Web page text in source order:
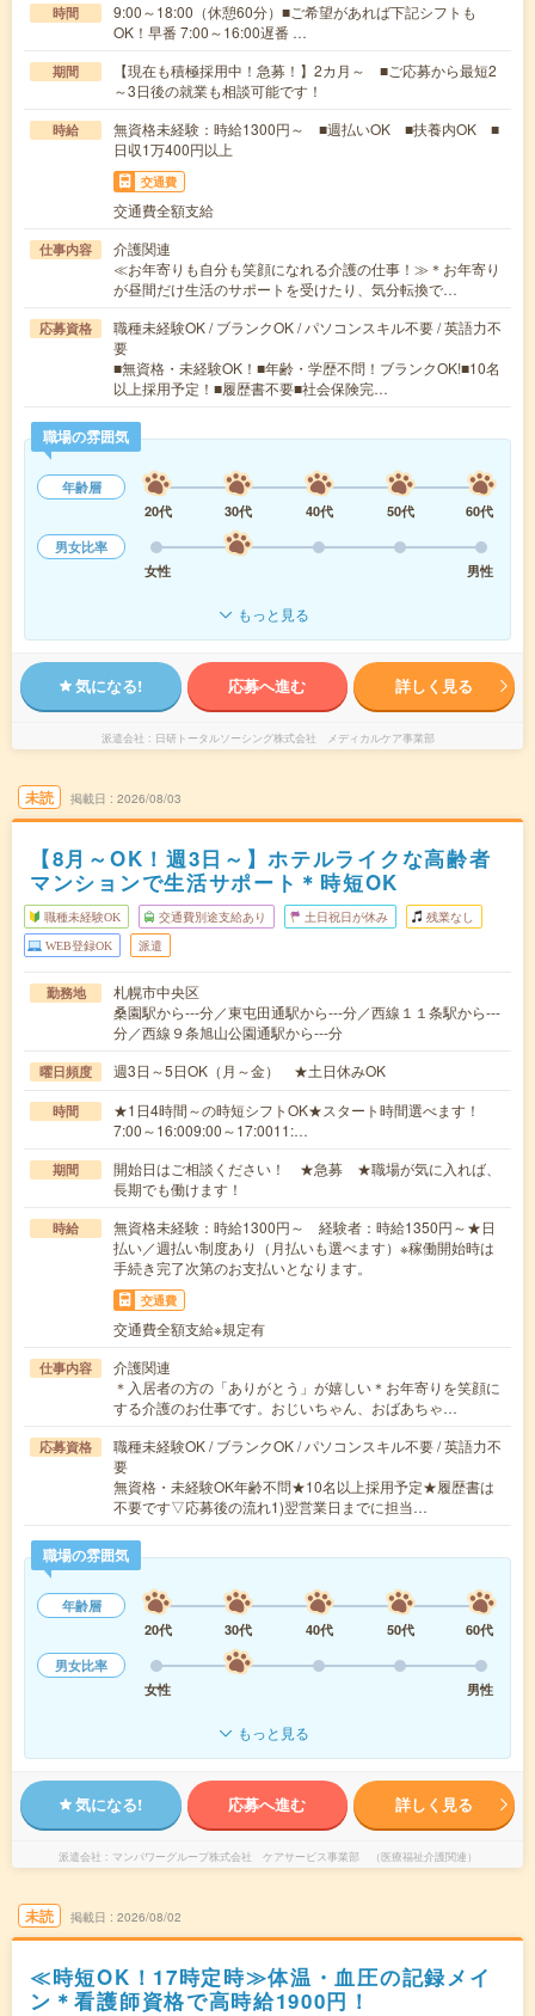
時間
9:00～18:00（休憩60分）■ご希望があれば下記シフトも
OK！早番 7:00～16:00遅番 …
期間
【現在も積極採用中！急募！】2カ月～ ■ご応募から最短2
～3日後の就業も相談可能です！
時給
無資格未経験：時給1300円～ ■週払いOK ■扶養内OK ■
日収1万400円以上
交通費
交通費全額支給
仕事内容
介護関連
≪お年寄りも自分も笑顔になれる介護の仕事！≫＊お年寄り
が昼間だけ生活のサポートを受けたり、気分転換で…
応募資格
職種未経験OK / ブランクOK / パソコンスキル不要 / 英語力不
要
■無資格・未経験OK！■年齢・学歴不問！ブランクOK!■10名
以上採用予定！■履歴書不要■社会保険完…
職場の雰囲気
年齢層
20代
30代 40代 50代
60代
男女比率
女性
男性
もっと見る
気になる! 応募へ進む 詳しく見る
派遣会社 日研トータルソーシング株式会社 メディカルケア事業部
未読 掲載日 2026/08/03
【8月～OK！週3日～】ホテルライクな高齢者
マンションで生活サポート＊時短OK
職種未経験OK 交通費別途支給あり 土日祝日が休み 残業なし
WEB登録OK 派遣
勤務地
札幌市中央区
桑園駅から---分／東屯田通駅から---分／西線１１条駅から---
分／西線９条旭山公園通駅から---分
曜日頻度 週3日～5日OK（月～金） ★土日休みOK
時間
★1日4時間～の時短シフトOK★スタート時間選べます！
7:00～16:009:00～17:0011:…
期間
開始日はご相談ください！ ★急募 ★職場が気に入れば、
長期でも働けます！
時給
無資格未経験：時給1300円～ 経験者：時給1350円～★日
払い／週払い制度あり（月払いも選べます）※稼働開始時は
手続き完了次第のお支払いとなります。
交通費
交通費全額支給※規定有
仕事内容
介護関連
＊入居者の方の「ありがとう」が嬉しい＊お年寄りを笑顔に
する介護のお仕事です。おじいちゃん、おばあちゃ…
応募資格
職種未経験OK / ブランクOK / パソコンスキル不要 / 英語力不
要
無資格・未経験OK年齢不問★10名以上採用予定★履歴書は
不要です▽応募後の流れ1)翌営業日までに担当…
職場の雰囲気
年齢層
20代
30代 40代 50代
60代
男女比率
女性
男性
もっと見る
気になる! 応募へ進む 詳しく見る
派遣会社 マンパワーグループ株式会社 ケアサービス事業部 （医療福祉介護関連）
未読 掲載日 2026/08/02
≪時短OK！17時定時≫体温・血圧の記録メイ
ン＊看護師資格で高時給1900円！